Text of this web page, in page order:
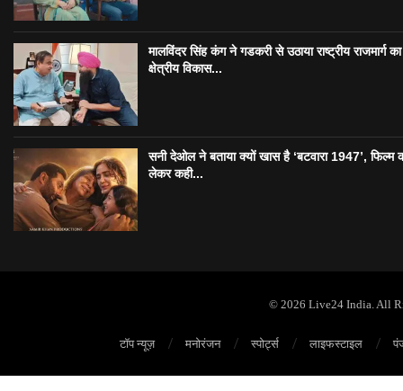
मालविंदर सिंह कंग ने गडकरी से उठाया राष्ट्रीय राजमार्ग का
क्षेत्रीय विकास...
सनी देओल ने बताया क्यों खास है ‘बटवारा 1947’, फिल्म
लेकर कही...
© 2026 Live24 India. All
टॉप न्यूज़ मनोरंजन स्पोर्ट्स लाइफस्टाइल